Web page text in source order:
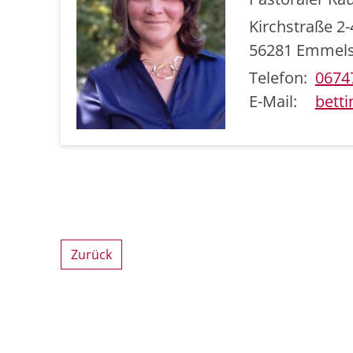
Kirchstraße
56281
Telefon:
E-Mail:
Zurück